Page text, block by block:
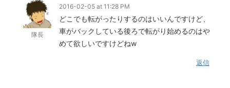
隊長
2016-02-05 at 11:28 PM
どこでも転がったりするのはいいんですけど、
車がバックしている後ろで転がり始めるのはや
めて欲しいですけどねw
返信